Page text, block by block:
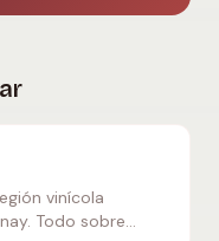
vinícola
Todo sobre